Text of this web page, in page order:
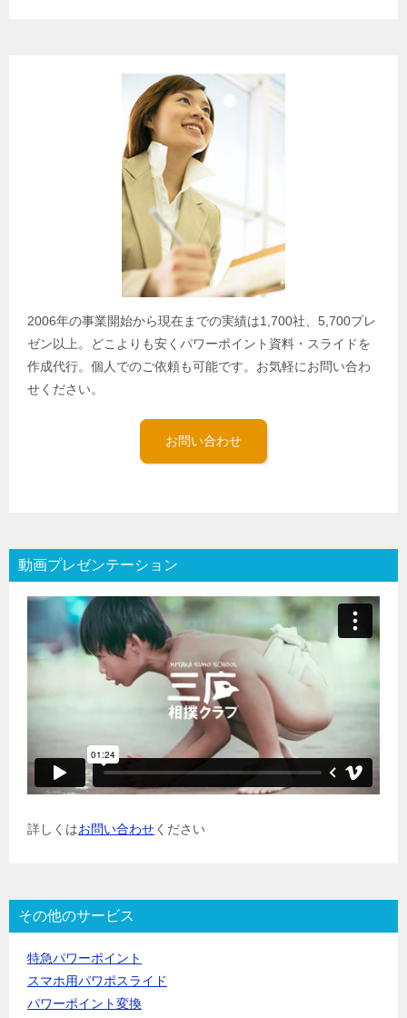
2006年の事業開始から現在までの実績は1,700社、5,700プレ
ゼン以上。どこよりも安くパワーポイント資料・スライドを
作成代行。個人でのご依頼も可能です。お気軽にお問い合わ
せください。
お問い合わせ
動画プレゼンテーション
詳しくはお問い合わせください
その他のサービス
特急パワーポイント
スマホ用パワポスライド
パワーポイント変換